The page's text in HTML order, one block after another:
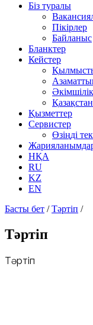
Біз туралы
Пікірлер
Байланыс
Бланктер
Кейстер
Әкімшілік
Қызметтер
Сервистер
Өзіңді
НҚА
RU
KZ
EN
Басты бет /Тәртіп /
Тәртіп